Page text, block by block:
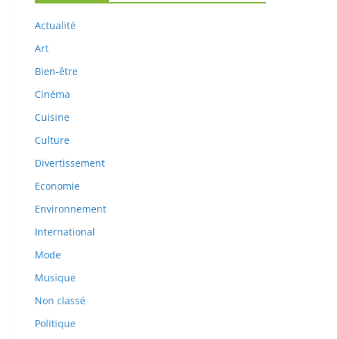
Actualité
Art
Bien-être
Cinéma
Cuisine
Culture
Divertissement
Economie
Environnement
International
Mode
Musique
Non classé
Politique